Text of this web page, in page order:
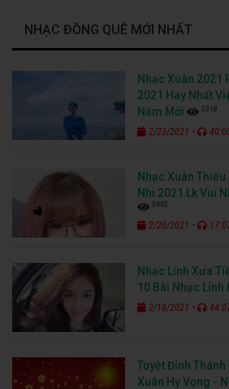
NHẠC ĐỒNG QUÊ MỚI NHẤT
Nhạc Xuân 2021
2021 Hay Nhất
Năm Mới
3318
2/23/2021 -
Nhạc Xuân
Nhi 2021 Lk Vui
3662
2/20/2021 -
Nhạc Lính Xưa
10 Bài Nhạc Lính
2/18/2021 -
Tuyệt Đỉnh Thánh
Xuân Hy Vọng -